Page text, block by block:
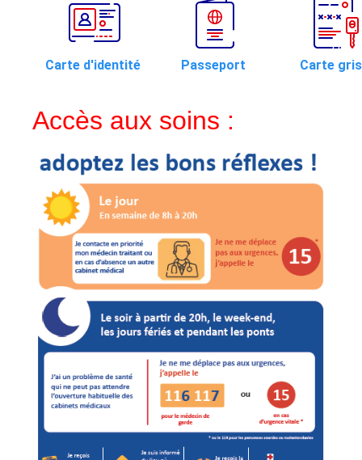
Carte d'identité Passeport Carte
Accès aux soins :